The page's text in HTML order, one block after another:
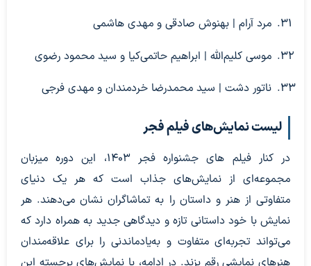
مرد آرام | بهنوش صادقی و مهدی هاشمی
موسی کلیم‌الله | ابراهیم حاتمی‌کیا و سید محمود رضوی
ناتور دشت | سید محمدرضا خردمندان و مهدی فرجی
​لیست نمایش‌های فیلم فجر
در کنار فیلم های جشنواره فجر 1403، این دوره میزبان
مجموعه‌ای از نمایش‌های جذاب است که هر یک دنیای
متفاوتی از هنر و داستان را به تماشاگران نشان می‌دهند. هر
نمایش با خود داستانی تازه و دیدگاهی جدید به همراه دارد که
می‌تواند تجربه‌ای متفاوت و به‌یادماندنی را برای علاقه‌مندان